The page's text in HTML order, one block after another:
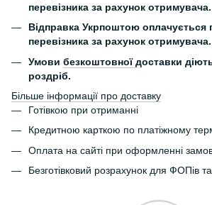
перевізника за рахунок отримувача.
Відправка Укрпоштою оплачується
перевізника за рахунок отримувача.
Умови безкоштовноїдоставки
роздріб.
Більше інформації про доставку
Готівкою при отриманні
Кредитною карткою по платіжному
Оплата на сайті при оформленні
Безготівковий розрахунок для ФОПів та